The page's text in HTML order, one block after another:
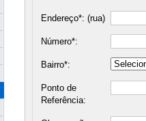
Endereço*: (rua)
Número*:
Bairro*:
Ponto de
Referência: